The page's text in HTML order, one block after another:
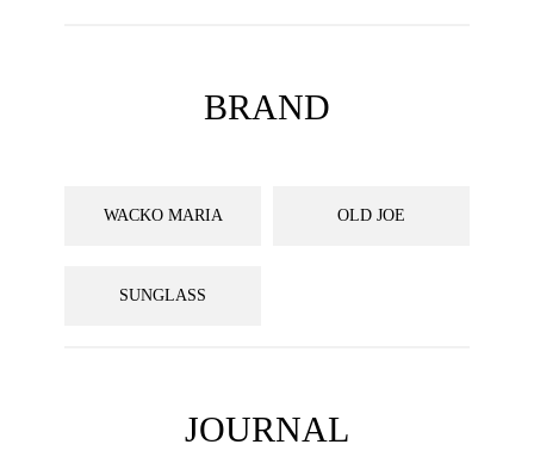
BRAND
WACKO MARIA OLD JOE
SUNGLASS
JOURNAL